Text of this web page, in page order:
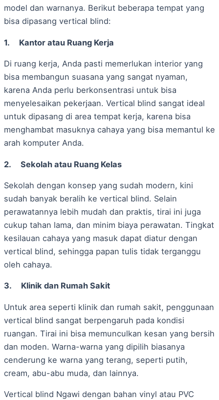
model dan warnanya. Berikut beberapa tempat yang
bisa dipasang vertical blind:
1. Kantor atau Ruang Kerja
Di ruang kerja, Anda pasti memerlukan interior yang
bisa membangun suasana yang sangat nyaman,
karena Anda perlu berkonsentrasi untuk bisa
menyelesaikan pekerjaan. Vertical blind sangat ideal
untuk dipasang di area tempat kerja, karena bisa
menghambat masuknya cahaya yang bisa memantul ke
arah komputer Anda.
2. Sekolah atau Ruang Kelas
Sekolah dengan konsep yang sudah modern, kini
sudah banyak beralih ke vertical blind. Selain
perawatannya lebih mudah dan praktis, tirai ini juga
cukup tahan lama, dan minim biaya perawatan. Tingkat
kesilauan cahaya yang masuk dapat diatur dengan
vertical blind, sehingga papan tulis tidak terganggu
oleh cahaya.
3. Klinik dan Rumah Sakit
Untuk area seperti klinik dan rumah sakit, penggunaan
vertical blind sangat berpengaruh pada kondisi
ruangan. Tirai ini bisa memunculkan kesan yang bersih
dan moden. Warna-warna yang dipilih biasanya
cenderung ke warna yang terang, seperti putih,
cream, abu-abu muda, dan lainnya.
Vertical blind Ngawi dengan bahan vinyl atau PVC